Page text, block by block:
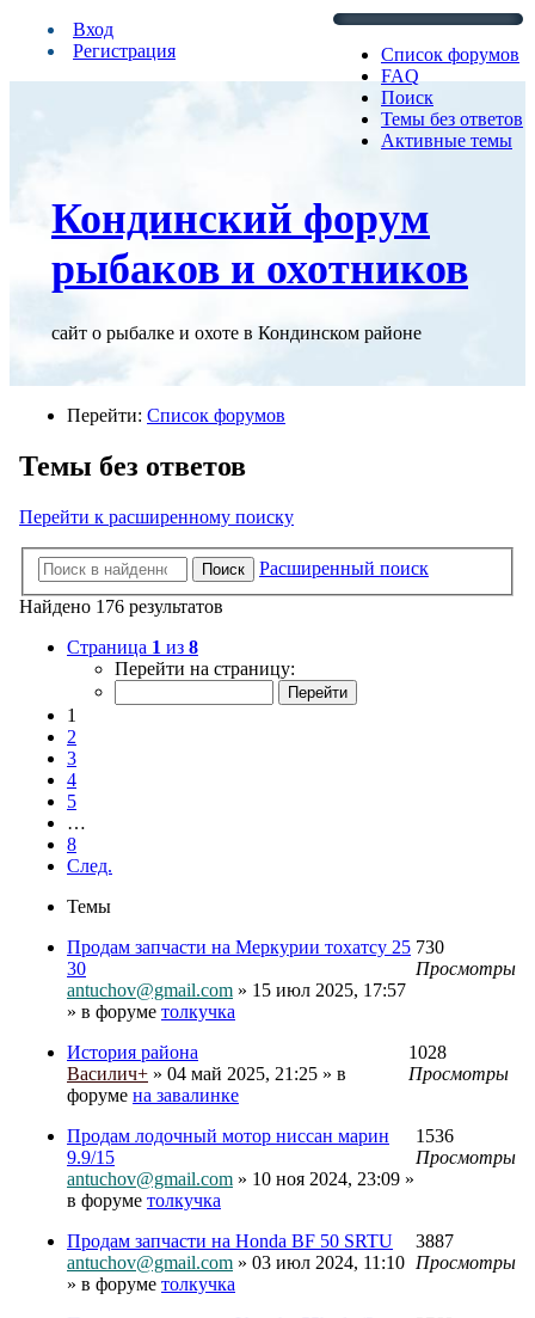
Список форумов
FAQ
Поиск
Темы без ответов
Активные темы
Вход
Регистрация
Кондинский форум
рыбаков и охотников
сайт о рыбалке и охоте в Кондинском районе
Перейти: Список форумов
Темы без ответов
Перейти к расширенному поиску
Поиск
Расширенный поиск
Найдено 176 результатов
Страница 1 из 8
Перейти на страницу:
1
2
3
4
5
…
8
След.
Темы
Продам запчасти на Меркурии тохатсу 25
30
antuchov@gmail.com » 15 июл 2025, 17:57
» в форуме толкучка
730
Просмотры
История района
Василич+ » 04 май 2025, 21:25 » в
форуме на завалинке
1028
Просмотры
Продам лодочный мотор ниссан марин
9.9/15
antuchov@gmail.com » 10 ноя 2024, 23:09 »
в форуме толкучка
1536
Просмотры
Продам запчасти на Honda BF 50 SRTU
antuchov@gmail.com » 03 июл 2024, 11:10
» в форуме толкучка
3887
Просмотры